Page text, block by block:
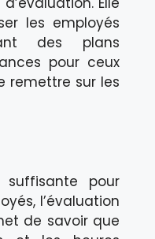
les employés
des plans
pour ceux
remettre sur les
pour
l’évaluation
de savoir que